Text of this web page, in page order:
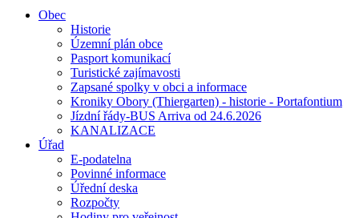
Obec
Historie
Územní plán obce
Pasport komunikací
Turistické zajímavosti
Zapsané spolky v obci a informace
Kroniky Obory (Thiergarten) - historie - Portafontium
Jízdní řády-BUS Arriva od 24.6.2026
KANALIZACE
Úřad
E-podatelna
Povinné informace
Úřední deska
Rozpočty